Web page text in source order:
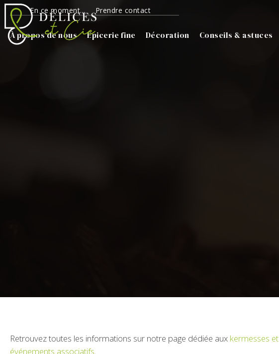
En ce moment... Prendre contact
À propos de nous Épicerie fine Décoration Conseils & astuces
Retrouvez toutes les informations sur notre page dédiée aux kermesses et
événements associatifs.